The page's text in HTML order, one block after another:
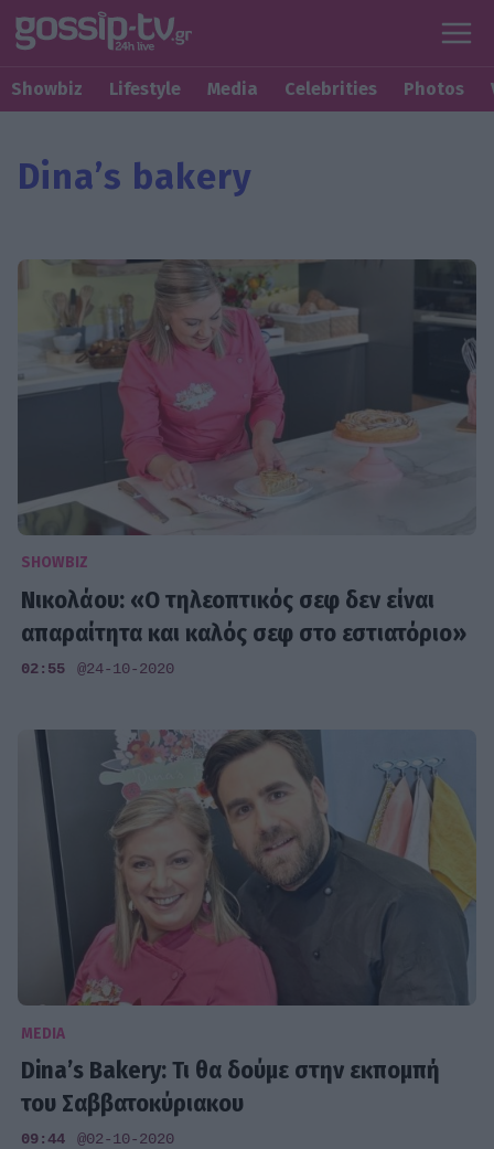
Showbiz Lifestyle Media Celebrities Photos
Dina’s bakery
SHOWBIZ
Νικολάου: «Ο τηλεοπτικός σεφ δεν είναι
απαραίτητα και καλός σεφ στο εστιατόριο»
02:55 @24-10-2020
MEDIA
Dina’s Bakery: Τι θα δούμε στην εκπομπή
του Σαββατοκύριακου
09:44 @02-10-2020